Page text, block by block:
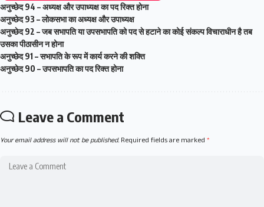
अनुच्छेद 94 – अध्यक्ष और उपाध्यक्ष का पद रिक्त होना
अनुच्छेद 93 – लोकसभा का अध्यक्ष और उपाध्यक्ष
अनुच्छेद 92 – जब सभापति या उपसभापति को पद से हटाने का कोई संकल्प विचाराधीन है तब
उसका पीठासीन न होना
अनुच्छेद 91 – सभापति के रूप में कार्य करने की शक्ति
अनुच्छेद 90 – उपसभापति का पद रिक्त होना
Leave a Comment
Your email address will not be published. Required fields are marked *